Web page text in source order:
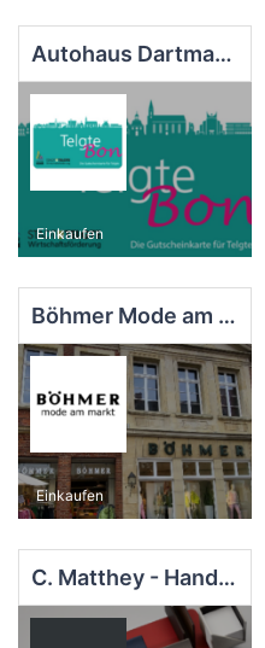
Autohaus Dartmann GmbH
Einkaufen
Böhmer Mode am Markt
Einkaufen
C. Matthey - Handmade in Germany